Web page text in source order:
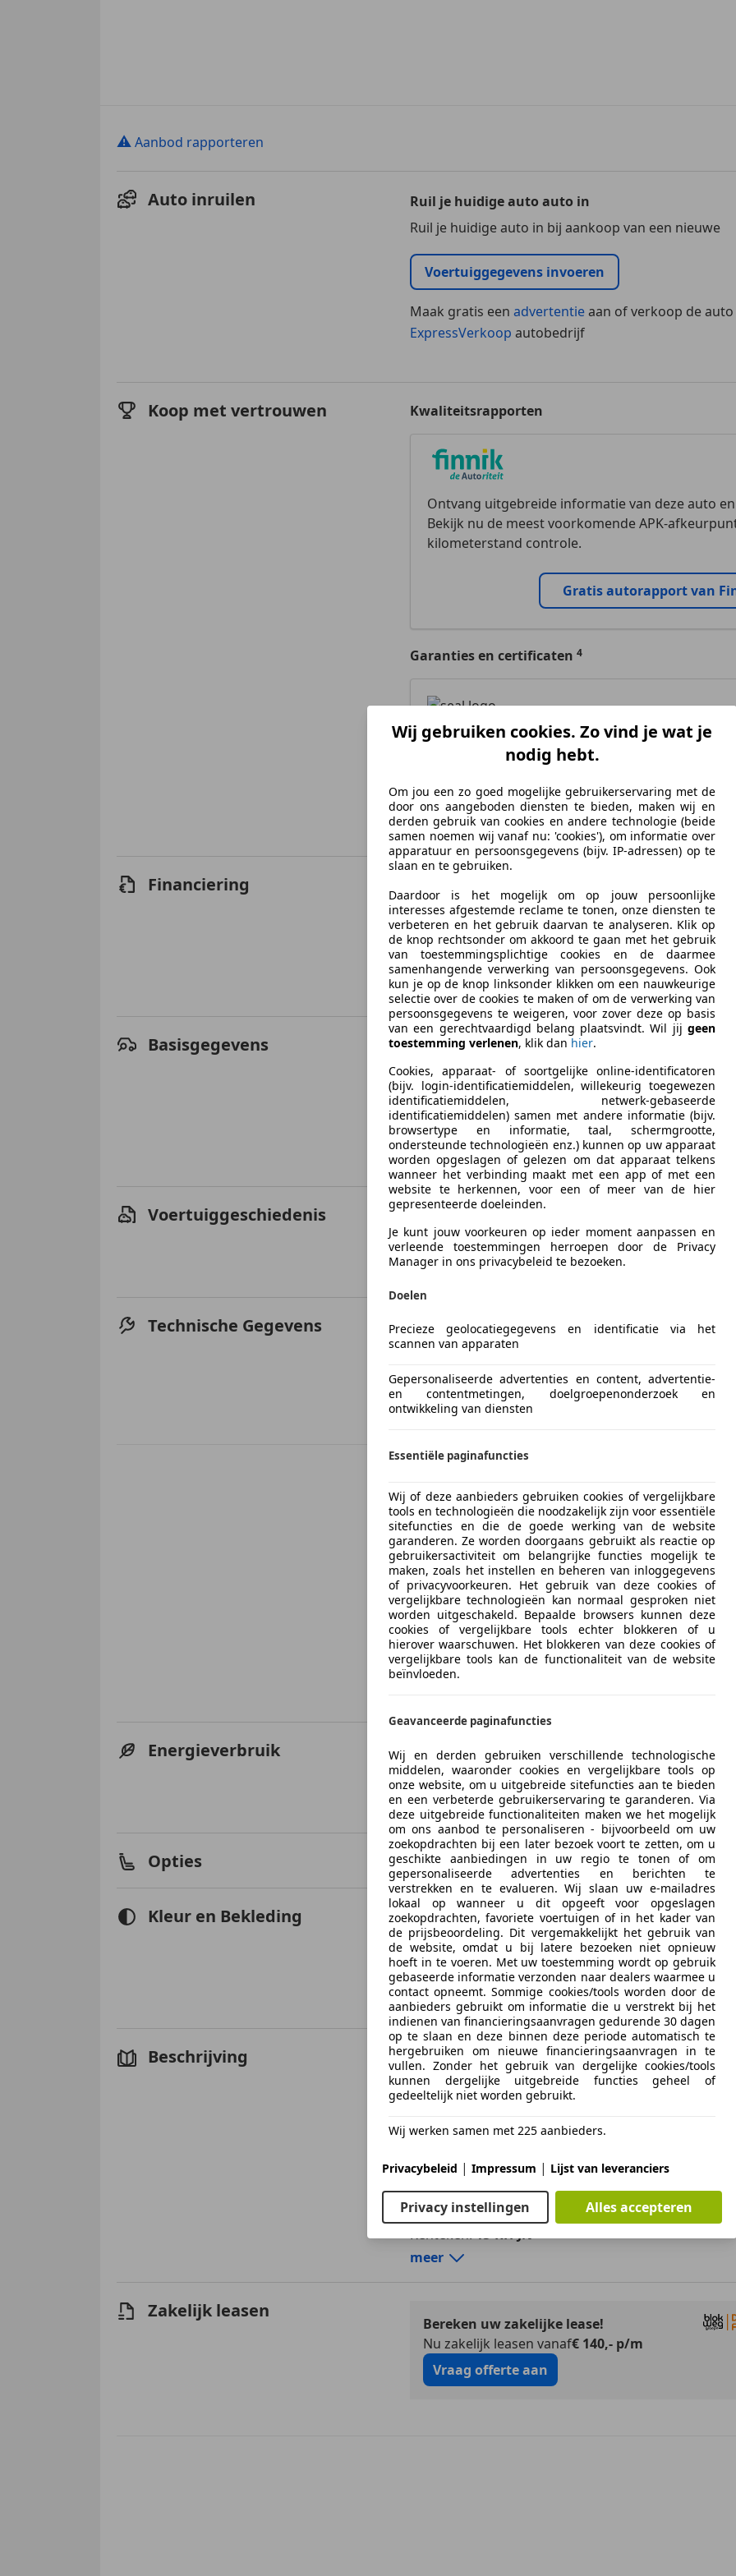
⚠ Aanbod rapporteren
Auto inruilen
Ruil je huidige auto auto in
Ruil je huidige auto in bij aankoop van een nieuwe
Voertuiggegevens invoeren
Maak gratis een advertentieaan of verkoop de
ExpressVerkoop autobedrijf
Koop met vertrouwen Kwaliteitsrapporten
Ontvang uitgebreide informatie van deze auto
Bekijk nu de meest voorkomende APK-
kilometerstand controle.
Gratis autorapport van
Garanties en certificaten
Het NAP-logo staat voor een logisch opbouw
kilometerstanden. De RDW checkt dit voor alle
Meer informatie
Financiering
Bereken je autolening
Hoeveel wil je lenen?
Basisgegevens Carrosserietype
Voertuigtype
Gebruikt
Stoelen
5
Deuren
4
Advertentienr.
1
Voertuiggeschiedenis Kilometerstand
216.471
Bouwjaar
03/2005
Volledige onderhoudshistorie
Technische Gegevens Vermogen kW (PK)
220 kW
Transmissie
Cilinderinhoud
2.521 cm³
Cilinders
Energieverbruik Emissieklasse
Euro 4
Brandstof
LPG
CO2-emissie
266 g/km
Opties Comfort en gemak
Cruise
Lederen
Lichtsensor
Entertainment en Media
Veiligheid en beveiliging
ABS
Electronic
Hoofd
Mistlampen
Traction
meer
Kleur en Bekleding Kleur
Zwart
Oorspronkelijke kleur
Zwart
Soort lak
Metallic
Materiaal
Leder
Beschrijving Let op motor probleem ! Bouwt druk op in
Meer informatie
Brandstofsoort:LPG G3
Topsnelheid:250 km/u
BTW/marge:BTW niet verrekenbaar voor
Motorrijtuigenbelasting:
€ 501 - € 531per kwartaal
Kenteken:15-RH-JN
CD-Wisselaar
Extra
Airbag hoofd achter
meer
Zakelijk leasen
Bereken uw zakelijke lease!
Nu zakelijk leasen vanaf€ 140,- p/m
Vraag offerte aan
Wij gebruiken cookies. Zo vind je wat je
nodig hebt.
Om jou een zo goed mogelijke gebruikerservaring met de
door ons aangeboden diensten te bieden, maken wij en
derden gebruik van cookies en andere technologie (beide
samen noemen wij vanaf nu: 'cookies'), om informatie over
apparatuur en persoonsgegevens (bijv. IP-adressen) op te
slaan en te gebruiken.
Daardoor is het mogelijk om op jouw persoonlijke
interesses afgestemde reclame te tonen, onze diensten te
verbeteren en het gebruik daarvan te analyseren. Klik op
de knop rechtsonder om akkoord te gaan met het gebruik
van toestemmingsplichtige cookies en de daarmee
samenhangende verwerking van persoonsgegevens. Ook
kun je op de knop linksonder klikken om een nauwkeurige
selectie over de cookies te maken of om de verwerking van
persoonsgegevens te weigeren, voor zover deze op basis
van een gerechtvaardigd belang plaatsvindt. Wil jij geen
toestemming verlenen, klik dan hier.
Cookies, apparaat- of soortgelijke online-identificatoren
(bijv. login-identificatiemiddelen, willekeurig toegewezen
identificatiemiddelen, netwerk-gebaseerde
identificatiemiddelen) samen met andere informatie (bijv.
browsertype en informatie, taal, schermgrootte,
ondersteunde technologieën enz.) kunnen op uw apparaat
worden opgeslagen of gelezen om dat apparaat telkens
wanneer het verbinding maakt met een app of met een
website te herkennen, voor een of meer van de hier
gepresenteerde doeleinden.
Je kunt jouw voorkeuren op ieder moment aanpassen en
verleende toestemmingen herroepen door de Privacy
Manager in ons privacybeleid te bezoeken.
Doelen
Precieze geolocatiegegevens en identificatie via het
scannen van apparaten
Gepersonaliseerde advertenties en content, advertentie-
en contentmetingen, doelgroepenonderzoek en
ontwikkeling van diensten
Essentiële paginafuncties
Wij of deze aanbieders gebruiken cookies of vergelijkbare
tools en technologieën die noodzakelijk zijn voor essentiële
sitefuncties en die de goede werking van de website
garanderen. Ze worden doorgaans gebruikt als reactie op
gebruikersactiviteit om belangrijke functies mogelijk te
maken, zoals het instellen en beheren van inloggegevens
of privacyvoorkeuren. Het gebruik van deze cookies of
vergelijkbare technologieën kan normaal gesproken niet
worden uitgeschakeld. Bepaalde browsers kunnen deze
cookies of vergelijkbare tools echter blokkeren of u
hierover waarschuwen. Het blokkeren van deze cookies of
vergelijkbare tools kan de functionaliteit van de website
beïnvloeden.
Geavanceerde paginafuncties
Wij en derden gebruiken verschillende technologische
middelen, waaronder cookies en vergelijkbare tools op
onze website, om u uitgebreide sitefuncties aan te bieden
en een verbeterde gebruikerservaring te garanderen. Via
deze uitgebreide functionaliteiten maken we het mogelijk
om ons aanbod te personaliseren - bijvoorbeeld om uw
zoekopdrachten bij een later bezoek voort te zetten, om u
geschikte aanbiedingen in uw regio te tonen of om
gepersonaliseerde advertenties en berichten te
verstrekken en te evalueren. Wij slaan uw e-mailadres
lokaal op wanneer u dit opgeeft voor opgeslagen
zoekopdrachten, favoriete voertuigen of in het kader van
de prijsbeoordeling. Dit vergemakkelijkt het gebruik van
de website, omdat u bij latere bezoeken niet opnieuw
hoeft in te voeren. Met uw toestemming wordt op gebruik
gebaseerde informatie verzonden naar dealers waarmee u
contact opneemt. Sommige cookies/tools worden door de
aanbieders gebruikt om informatie die u verstrekt bij het
indienen van financieringsaanvragen gedurende 30 dagen
op te slaan en deze binnen deze periode automatisch te
hergebruiken om nieuwe financieringsaanvragen in te
vullen. Zonder het gebruik van dergelijke cookies/tools
kunnen dergelijke uitgebreide functies geheel of
gedeeltelijk niet worden gebruikt.
Wij werken samen met 225 aanbieders.
Privacybeleid | Impressum | Lijst van leveranciers
Privacy instellingen Alles accepteren